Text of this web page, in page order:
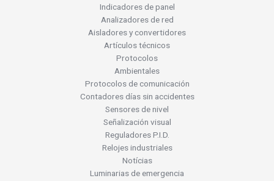
Indicadores de panel
Analizadores de red
Aisladores y convertidores
Artículos técnicos
Protocolos
Ambientales
Protocolos de comunicación
Contadores días sin accidentes
Sensores de nivel
Señalización visual
Reguladores P.I.D.
Relojes industriales
Notícias
Luminarias de emergencia